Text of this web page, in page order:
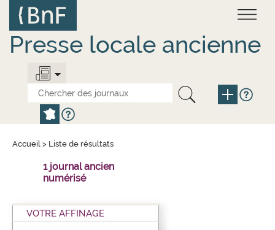
contenu
principal
Presse locale ancienne
Accueil > Liste de résultats
1 journal ancien
numérisé
VOTRE AFFINAGE
Panneau de gestion des cookies